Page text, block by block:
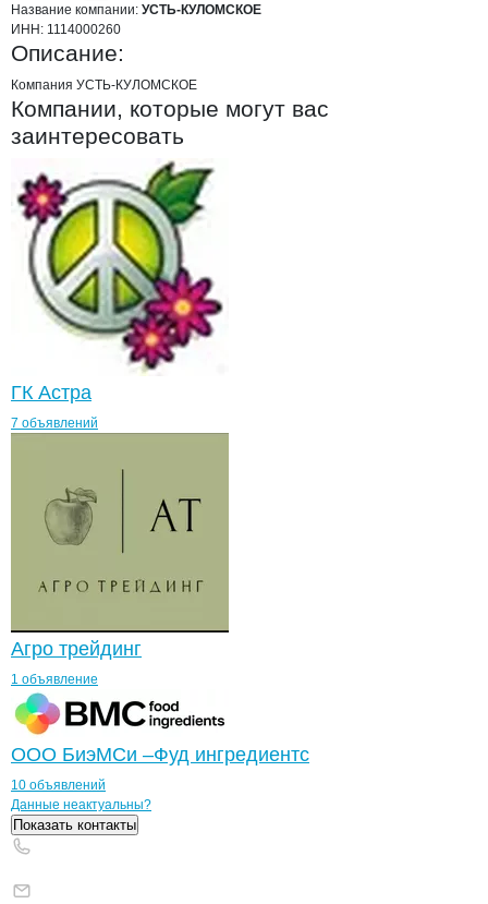
Название компании: УСТЬ-КУЛОМСКОЕ
ИНН: 1114000260
Описание:
Компания УСТЬ-КУЛОМСКОЕ
Компании, которые могут вас
заинтересовать
ГК Астра
7 объявлений
Агро трейдинг
1 объявление
ООО БиэМСи –Фуд ингредиентс
10 объявлений
Контактыкомпании
+7(800)000-00-..
Данные неактуальны?
Показать контакты